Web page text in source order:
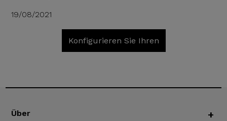
19/08/2021
Konfigurieren Sie Ihren
Über +